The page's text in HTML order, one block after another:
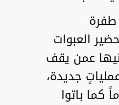
طفرة
العبوات
عمن يقف
جديدة،
كما باتوا